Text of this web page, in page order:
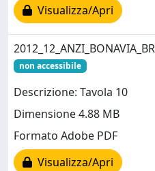
Visualizza/Apri
non accessibile
Descrizione: Tavola 10
Dimensione 4.88 MB
Formato Adobe PDF
Visualizza/Apri